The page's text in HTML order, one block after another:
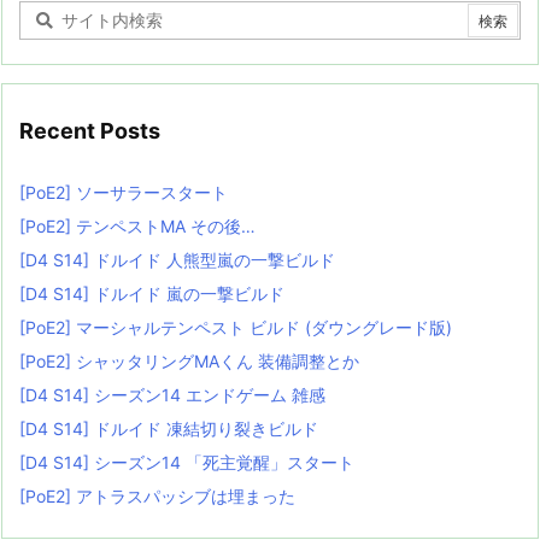
Recent Posts
[PoE2] ソーサラースタート
[PoE2] テンペストMA その後…
[D4 S14] ドルイド 人熊型嵐の一撃ビルド
[D4 S14] ドルイド 嵐の一撃ビルド
[PoE2] マーシャルテンペスト ビルド (ダウングレード版)
[PoE2] シャッタリングMAくん 装備調整とか
[D4 S14] シーズン14 エンドゲーム 雑感
[D4 S14] ドルイド 凍結切り裂きビルド
[D4 S14] シーズン14 「死主覚醒」スタート
[PoE2] アトラスパッシブは埋まった